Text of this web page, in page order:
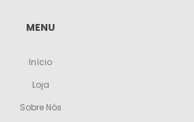
MENU
Início
Loja
Sobre Nós